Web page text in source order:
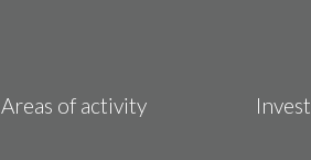
Areas of activity